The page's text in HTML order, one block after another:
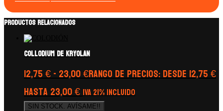
Productos relacionados
Collodium de Kryolan
12,75€-23,00€Rango de precios: desde 12,75 €
hasta 23,00 € IVA 21% Incluido
SIN STOCK. AVÍSAME!!